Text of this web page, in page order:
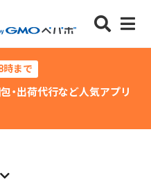
時まで
・出荷代行など人気アプリ